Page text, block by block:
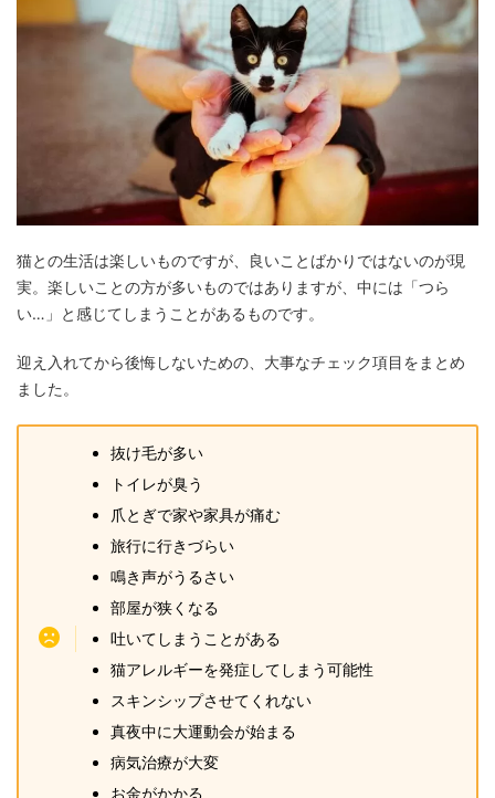
猫との生活は楽しいものですが、良いことばかりではないのが現
実。楽しいことの方が多いものではありますが、中には「つら
い…」と感じてしまうことがあるものです。
迎え入れてから後悔しないための、大事なチェック項目をまとめ
ました。
抜け毛が多い
トイレが臭う
爪とぎで家や家具が痛む
旅行に行きづらい
鳴き声がうるさい
部屋が狭くなる
吐いてしまうことがある
猫アレルギーを発症してしまう可能性
スキンシップさせてくれない
真夜中に大運動会が始まる
病気治療が大変
お金がかかる